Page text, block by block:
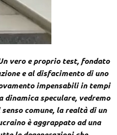
vero e proprio test, fondato
e al disfacimento di uno
impensabili in tempi
speculare, vedremo
comune, la realtà di un
è aggrappato ad una